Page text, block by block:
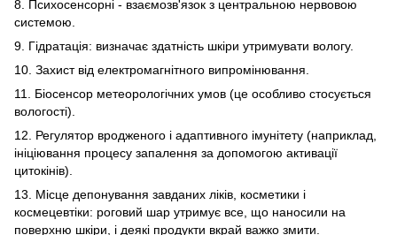
8. Психосенсорні - взаємозв'язок з центральною нервовою
системою.
9. Гідратація: визначає здатність шкіри утримувати вологу.
10. Захист від електромагнітного випромінювання.
11. Біосенсор метеорологічних умов (це особливо стосується
вологості).
12. Регулятор вродженого і адаптивного імунітету (наприклад,
ініціювання процесу запалення за допомогою активації
цитокінів).
13. Місце депонування завданих ліків, косметики і
космецевтіки: роговий шар утримує все, що наносили на
поверхню шкіри, і деякі продукти вкрай важко змити.